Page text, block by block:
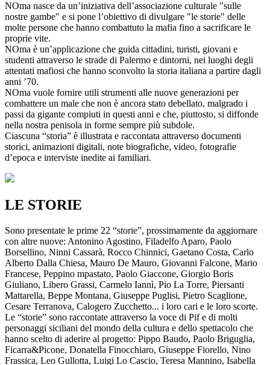
NOma nasce da un’iniziativa dell’associazione culturale "sulle
nostre gambe" e si pone l’obiettivo di divulgare "le storie" delle
molte persone che hanno combattuto la mafia fino a sacrificare le
proprie vite.
NOma è un’applicazione che guida cittadini, turisti, giovani e
studenti attraverso le strade di Palermo e dintorni, nei luoghi degli
attentati mafiosi che hanno sconvolto la storia italiana a partire dagli
anni ’70.
NOma vuole fornire utili strumenti alle nuove generazioni per
combattere un male che non è ancora stato debellato, malgrado i
passi da gigante compiuti in questi anni e che, piuttosto, si diffonde
nella nostra penisola in forme sempre più subdole.
Ciascuna “storia” è illustrata e raccontata attraverso documenti
storici, animazioni digitali, note biografiche, video, fotografie
d’epoca e interviste inedite ai familiari.
LE STORIE
Sono presentate le prime 22 “storie”, prossimamente da aggiornare
con altre nuove: Antonino Agostino, Filadelfo Aparo, Paolo
Borsellino, Ninni Cassarà, Rocco Chinnici, Gaetano Costa, Carlo
Alberto Dalla Chiesa, Mauro De Mauro, Giovanni Falcone, Mario
Francese, Peppino mpastato, Paolo Giaccone, Giorgio Boris
Giuliano, Libero Grassi, Carmelo Iannì, Pio La Torre, Piersanti
Mattarella, Beppe Montana, Giuseppe Puglisi, Pietro Scaglione,
Cesare Terranova, Calogero Zucchetto... i loro cari e le loro scorte.
Le “storie” sono raccontate attraverso la voce di Pif e di molti
personaggi siciliani del mondo della cultura e dello spettacolo che
hanno scelto di aderire al progetto: Pippo Baudo, Paolo Briguglia,
Ficarra&Picone, Donatella Finocchiaro, Giuseppe Fiorello, Nino
Frassica, Leo Gullotta, Luigi Lo Cascio, Teresa Mannino, Isabella